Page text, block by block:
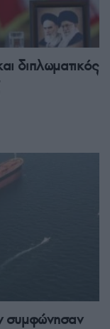
διπλωματικός
συμφώνησαν